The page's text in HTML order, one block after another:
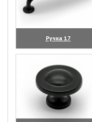
Ручка 17
(увеличить)